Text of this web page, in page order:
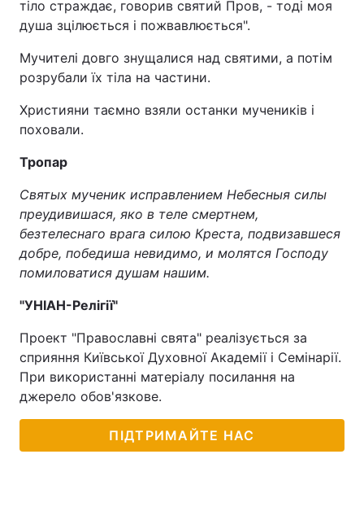
тіло страждає, говорив святий Пров, - тоді моя
душа зцілюється і пожвавлюється".
Мучителі довго знущалися над святими, а потім
розрубали їх тіла на частини.
Християни таємно взяли останки мучеників і
поховали.
Тропар
Святых мученик исправлением Небесныя силы
преудивишася, яко в теле смертнем,
безтелеснаго врага силою Креста, подвизавшеся
добре, победиша невидимо, и молятся Господу
помиловатися душам нашим.
"УНІАН-Релігії"
Проект "Православні свята" реалізується за
сприяння Київської Духовної Академії і Семінарії.
При використанні матеріалу посилання на
джерело обов'язкове.
ПІДТРИМАЙТЕ НАС